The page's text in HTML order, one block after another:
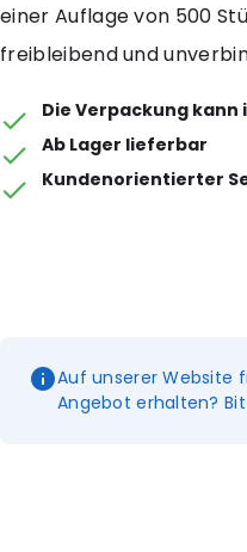
einer Auflage von 500
freibleibend und
Die Verpackung
Ab Lager lieferbar
Kundenorientierter
Auf unserer Website
Angebot erhalten?